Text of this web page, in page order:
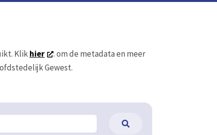
Klikhier
. om de metadata en meer
Gewest.